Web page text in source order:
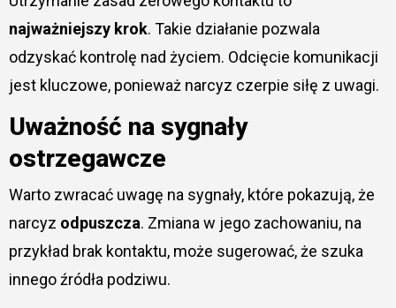
najważniejszy krok. Takie działanie pozwala
odzyskać kontrolę nad życiem. Odcięcie komunikacji
jest kluczowe, ponieważ narcyz czerpie siłę z uwagi.
Uważność na sygnały
ostrzegawcze
Warto zwracać uwagę na sygnały, które pokazują, że
narcyz odpuszcza. Zmiana w jego zachowaniu, na
przykład brak kontaktu, może sugerować, że szuka
innego źródła podziwu.